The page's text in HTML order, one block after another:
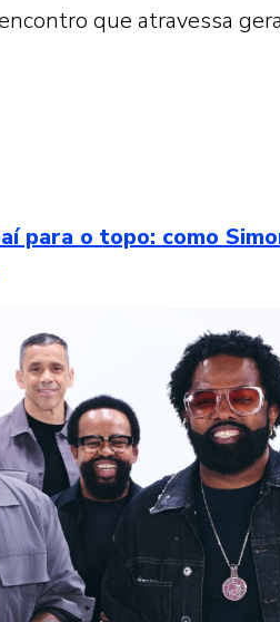
que atravessa
para o topo: como